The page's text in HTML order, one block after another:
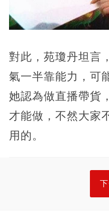
對此，苑瓊丹坦言
氣一半靠能力，可
她認為做直播帶貨
才能做，不然大家
用的。